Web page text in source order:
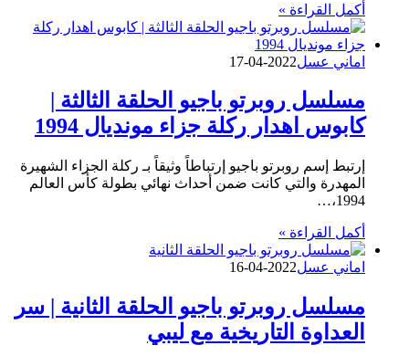
أكمل القراءة »
اماني عسل2022-04-17
مسلسل روبرتو باجيو الحلقة الثالثة |
كابوس اهدار ركلة جزاء مونديال 1994
إرتبط إسم روبرتو باجيو إرتباطاً وثيقاً بـ ركلة الجزاء الشهيرة
المهدرة والتي كانت ضمن أحداث نهائي بطولة كأس العالم
1994،…
أكمل القراءة »
اماني عسل2022-04-16
مسلسل روبرتو باجيو الحلقة الثانية | سر
العداوة التاريخية مع ليبي